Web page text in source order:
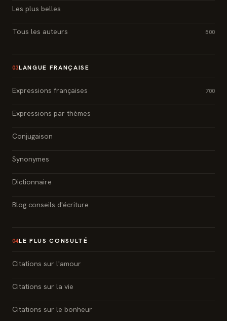
Les plus belles
Tous les auteurs 500
03LANGUE FRANÇAISE
Expressions françaises 700
Expressions par thèmes
Conjugaison
Synonymes
Dictionnaire
Blog conseils d'écriture
04LE PLUS CONSULTÉ
Citations sur l'amour
Citations sur la vie
Citations sur le bonheur